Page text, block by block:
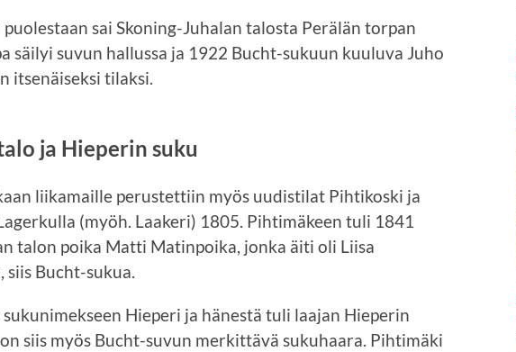
sai Skoning-Juhalan talosta Perälän torpan
säilyi suvun hallussa ja 1922 Bucht-sukuun kuuluva Juho
itsenäiseksi tilaksi.
ja Hieperin suku
liikamaille perustettiin myös uudistilat Pihtikoski ja
(myöh. Laakeri) 1805. Pihtimäkeen tuli 1841
talon poika Matti Matinpoika, jonka äiti oli Liisa
Bucht-sukua.
Hieperi ja hänestä tuli laajan Hieperin
siis myös Bucht-suvun merkittävä sukuhaara. Pihtimäki